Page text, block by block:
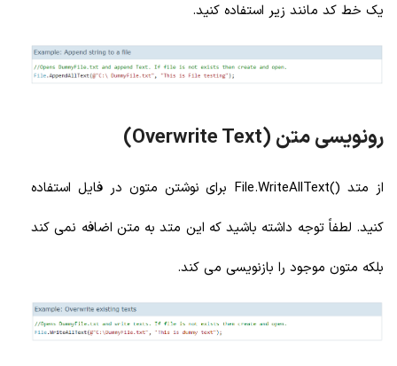
یک خط کد مانند زیر استفاده کنید.
رونویسی متن (Overwrite Text)
از متد ()File.WriteAllText برای نوشتن متون در فایل استفاده
کنید. لطفاً توجه داشته باشید که این متد به متن اضافه نمی کند
بلکه متون موجود را بازنویسی می کند.